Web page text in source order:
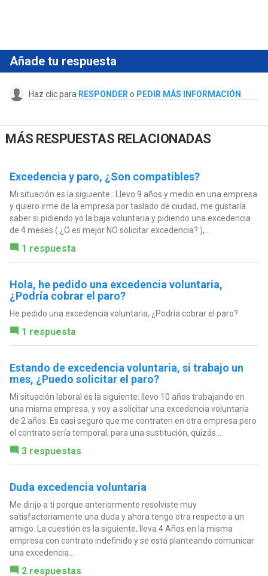
Añade tu respuesta
Haz clic para RESPONDER o PEDIR MÁS INFORMACIÓN
MÁS RESPUESTAS RELACIONADAS
Excedencia y paro, ¿Son compatibles?
Mi situación es la siguiente : Llevo 9 años y medio en una empresa
y quiero irme de la empresa por taslado de ciudad, me gustaría
saber si pidiendo yo la baja voluntaria y pidiendo una excedencia
de 4 meses ( ¿O es mejor NO solicitar excedencia? ),...
1 respuesta
Hola, he pedido una excedencia voluntaria,
¿Podría cobrar el paro?
He pedido una excedencia voluntaria, ¿Podría cobrar el paro?
1 respuesta
Estando de excedencia voluntaria, si trabajo un
mes, ¿Puedo solicitar el paro?
Mi situación laboral es la siguiente: llevo 10 años trabajando en
una misma empresa, y voy a solicitar una excedencia voluntaria
de 2 años. Es casi seguro que me contraten en otra empresa pero
el contrato sería temporal, para una sustitución, quizás...
3 respuestas
Duda excedencia voluntaria
Me dirijo a ti porque anteriormente resolviste muy
satisfactoriamente una duda y ahora tengo otra respecto a un
amigo. La cuestión es la siguiente, lleva 4 Años en la misma
empresa con contrato indefinido y se está planteando comunicar
una excedencia...
2 respuestas